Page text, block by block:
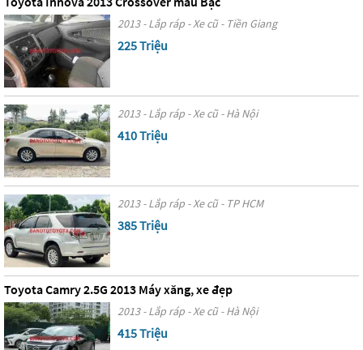
2013 - Lắp ráp - Xe cũ - Tiền Giang
225 Triệu
2013 - Lắp ráp - Xe cũ - Hà Nội
410 Triệu
2013 - Lắp ráp - Xe cũ - TP HCM
385 Triệu
Toyota Camry 2.5G 2013 Máy xăng, xe đẹp
2013 - Lắp ráp - Xe cũ - Hà Nội
415 Triệu